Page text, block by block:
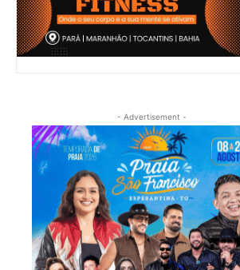
- Advertisement -